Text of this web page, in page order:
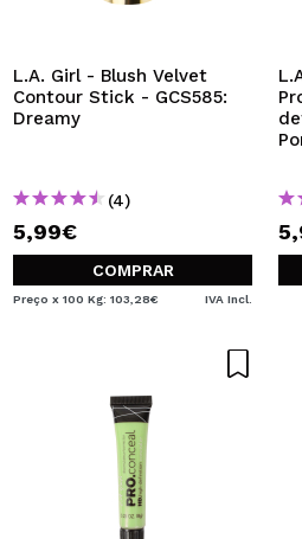
L.A. Girl - Blush Velvet
Contour Stick - GCS585:
Dreamy
(4)
5,99€
COMPRAR
Preço x 100 Kg: 103,28€ IVA Incl.